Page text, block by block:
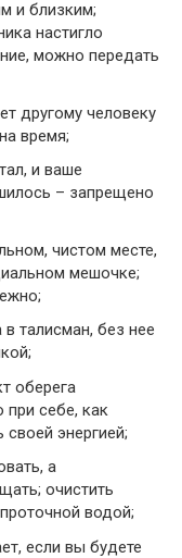
и близким;
настигло
можно передать
другому человеку
время;
и ваше
– запрещено
чистом месте,
мешочке;
талисман, без нее
оберега
при себе, как
энергией;
а
очистить
водой;
если вы будете